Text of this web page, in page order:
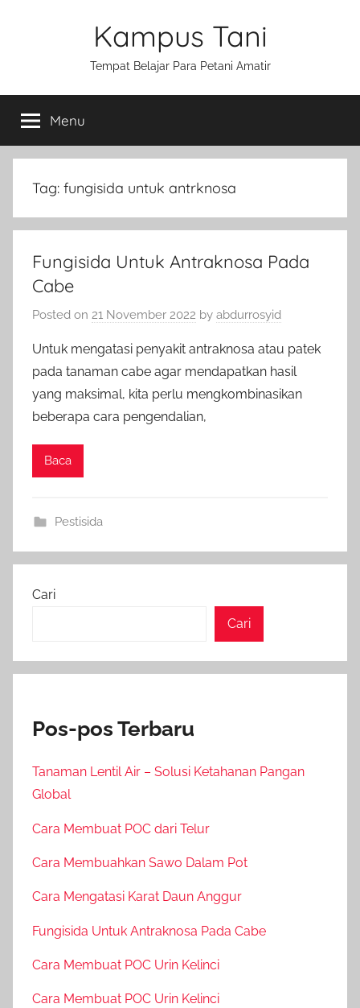
Kampus Tani
Tempat Belajar Para Petani Amatir
Menu
Tag: fungisida untuk antrknosa
Fungisida Untuk Antraknosa Pada
Cabe
Posted on 21 November 2022 by abdurrosyid
Untuk mengatasi penyakit antraknosa atau patek
pada tanaman cabe agar mendapatkan hasil
yang maksimal, kita perlu mengkombinasikan
beberapa cara pengendalian,
Baca
Pestisida
Cari
Cari
Pos-pos Terbaru
Tanaman Lentil Air – Solusi Ketahanan Pangan
Global
Cara Membuat POC dari Telur
Cara Membuahkan Sawo Dalam Pot
Cara Mengatasi Karat Daun Anggur
Fungisida Untuk Antraknosa Pada Cabe
Cara Membuat POC Urin Kelinci
Cara Membuat POC Urin Kelinci